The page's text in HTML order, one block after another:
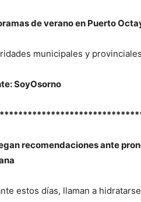
de verano en Puerto
municipales y
SoyOsorno
recomendaciones ante
estos días, llaman a